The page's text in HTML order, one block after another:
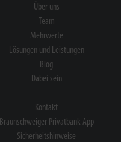
Über uns
Team
Mehrwerte
Lösungen und Leistungen
Blog
Dabei sein
Kontakt
Braunschweiger Privatbank App
Sicherheitshinweise